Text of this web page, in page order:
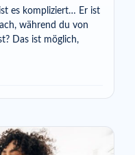
es kompliziert… Er ist
während du von
Das ist möglich,